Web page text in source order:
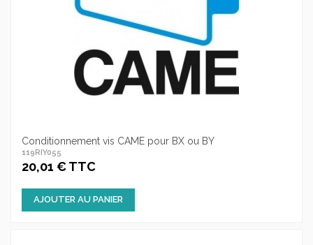
Conditionnement vis CAME pour BX ou BY
119RIY055
20,01 € TTC
AJOUTER AU PANIER